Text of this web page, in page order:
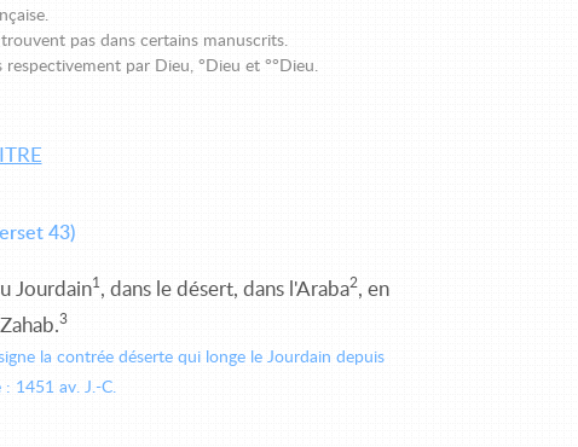
pas dans certains manuscrits.
par Dieu, °Dieu et °°Dieu.
43)
Jourdain1, dans le désert, dans l'Araba2, en
3
la contrée déserte qui longe le Jourdain depuis
: 1451 av. J.-C.